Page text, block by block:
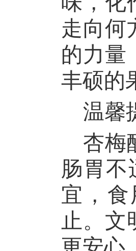
走向何
的力量
丰硕的
温馨
杏梅
肠胃不
宜，
止。文